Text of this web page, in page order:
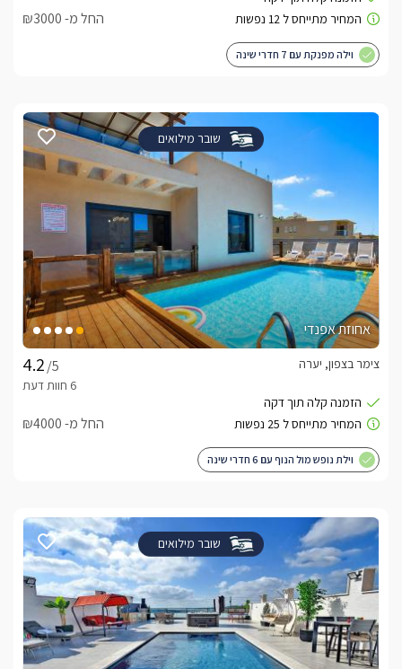
החל מ- ₪3000
וילה מפנקת עם 7 חדרי שינה
שובר מילואים
אחוזת אפנדי
/5
צימר בצפון, יערה
החל מ- ₪4000
וילת נופש מול הנוף עם 6 חדרי שינה
שובר מילואים